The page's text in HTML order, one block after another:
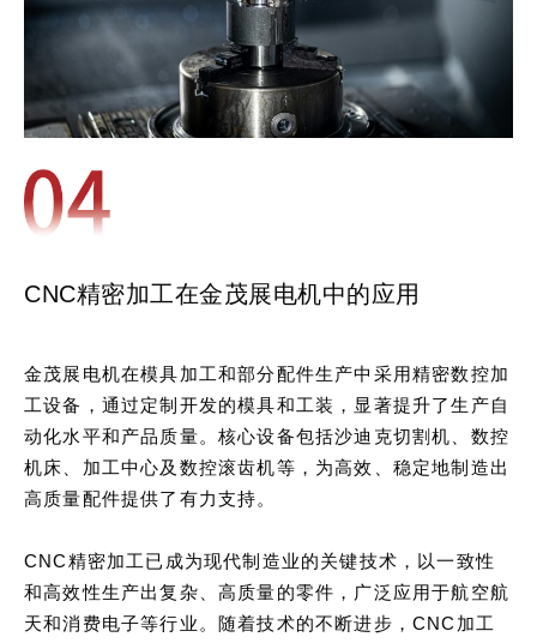
CNC精密加工在金茂展电机中的应用
金茂展电机在模具加工和部分配件生产中采用精密数控加
工设备，通过定制开发的模具和工装，显著提升了生产自
动化水平和产品质量。核心设备包括沙迪克切割机、数控
机床、加工中心及数控滚齿机等，为高效、稳定地制造出
高质量配件提供了有力支持。
CNC精密加工已成为现代制造业的关键技术，以一致性
和高效性生产出复杂、高质量的零件，广泛应用于航空航
天和消费电子等行业。随着技术的不断进步，CNC加工